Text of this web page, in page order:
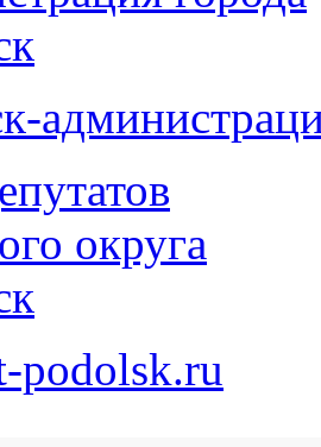
округа
podolsk.ru